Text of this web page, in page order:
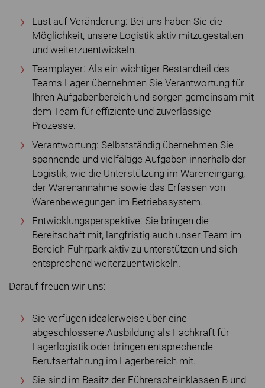
Lust auf Veränderung: Bei uns haben Sie die
Möglichkeit, unsere Logistik aktiv mitzugestalten
und weiterzuentwickeln.
Teamplayer: Als ein wichtiger Bestandteil des
Teams Lager übernehmen Sie Verantwortung für
Ihren Aufgabenbereich und sorgen gemeinsam mit
dem Team für effiziente und zuverlässige
Prozesse.
Verantwortung: Selbstständig übernehmen Sie
spannende und vielfältige Aufgaben innerhalb der
Logistik, wie die Unterstützung im Wareneingang,
der Warenannahme sowie das Erfassen von
Warenbewegungen im Betriebssystem.
Entwicklungsperspektive: Sie bringen die
Bereitschaft mit, langfristig auch unser Team im
Bereich Fuhrpark aktiv zu unterstützen und sich
entsprechend weiterzuentwickeln.
Darauf freuen wir uns:
Sie verfügen idealerweise über eine
abgeschlossene Ausbildung als Fachkraft für
Lagerlogistik oder bringen entsprechende
Berufserfahrung im Lagerbereich mit.
Sie sind im Besitz der Führerscheinklassen B und